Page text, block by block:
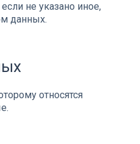
не указано иное,
данных.
относятся